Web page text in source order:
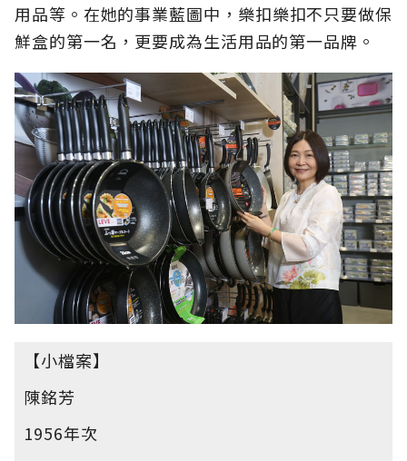
用品等。在她的事業藍圖中，樂扣樂扣不只要做保
鮮盒的第一名，更要成為生活用品的第一品牌。
【小檔案】
陳銘芳
1956年次